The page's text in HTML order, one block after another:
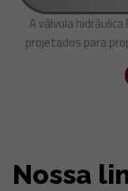
A válvula
projetados para
Nossa